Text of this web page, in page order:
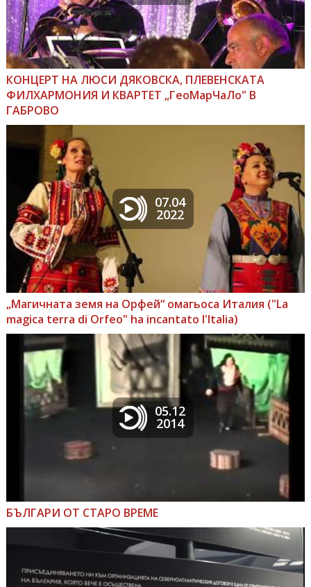
КОНЦЕРТ НА ЛЮСИ ДЯКОВСКА, ПЛЕВЕНСКАТА
ФИЛХАРМОНИЯ И КВАРТЕТ „ГеоМарЧаЛо" В
ГАБРОВО
07.04
2022
„Магичната земя на Орфей“ омагьоса Италия ("La
magica terra di Orfeo" ha incantato l'Italia)
05.12
2014
БЪЛГАРИ ОТ СТАРО ВРЕМЕ